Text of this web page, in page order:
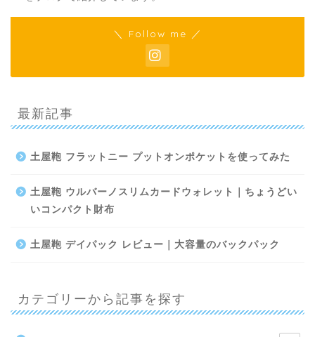
＼ Follow me ／
最新記事
土屋鞄 フラットニー プットオンポケットを使ってみた
土屋鞄 ウルバーノスリムカードウォレット｜ちょうどい
いコンパクト財布
土屋鞄 デイパック レビュー｜大容量のバックパック
カテゴリーから記事を探す